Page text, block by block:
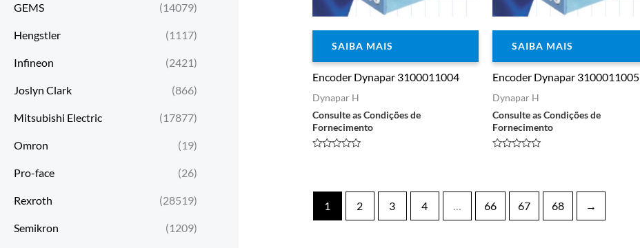
GEMS (14079)
Hengstler (1117)
Infineon (2421)
Joslyn Clark (866)
Mitsubishi Electric (17877)
Omron (19)
Pro-face (26)
Rexroth (28519)
Semikron (1209)
SAIBA MAIS
Encoder Dynapar 3100011004
Dynapar H
Consulte as Condições de
Fornecimento
SAIBA MAIS
Encoder Dynapar 3100011005
Dynapar H
Consulte as Condições de
Fornecimento
1 2 3 4 … 66 67 68 →